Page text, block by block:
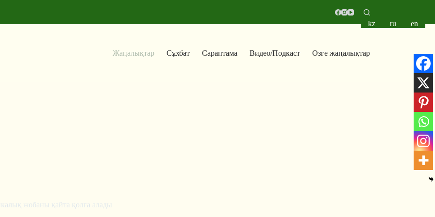
Жаңалықтар Сұхбат Сараптама Видео/Подкаст Өзге жаңалықтар
kz ru en
жобаны қайта қолға алады